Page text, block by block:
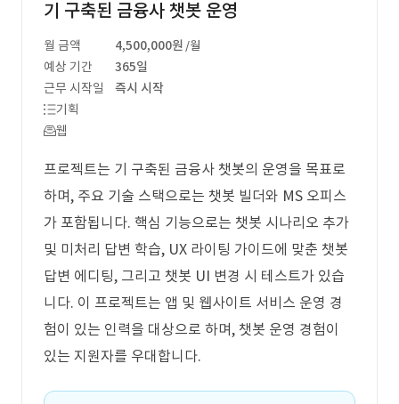
기 구축된 금융사 챗봇 운영
월 금액 4,500,000원 /월
예상 기간
365일
근무 시작일
즉시 시작
기획
웹
프로젝트는 기 구축된 금융사 챗봇의 운영을 목표로
하며, 주요 기술 스택으로는 챗봇 빌더와 MS 오피스
가 포함됩니다. 핵심 기능으로는 챗봇 시나리오 추가
및 미처리 답변 학습, UX 라이팅 가이드에 맞춘 챗봇
답변 에디팅, 그리고 챗봇 UI 변경 시 테스트가 있습
니다. 이 프로젝트는 앱 및 웹사이트 서비스 운영 경
험이 있는 인력을 대상으로 하며, 챗봇 운영 경험이
있는 지원자를 우대합니다.